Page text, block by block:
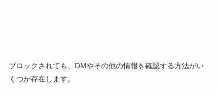
ブロックされても、DMやその他の情報を確認する方法がい
くつか存在します。